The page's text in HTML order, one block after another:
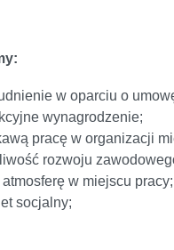
w oparciu o
wynagrodzenie;
pracę w organizacji
rozwoju
atmosferę w miejscu pracy;
socjalny;